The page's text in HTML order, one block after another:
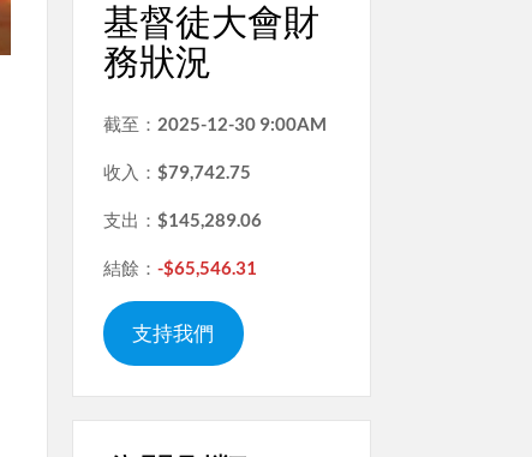
基督徒大會財
務狀況
截至： 2025-12-30 9:00AM
收入： $79,742.75
支出： $145,289.06
結餘： -$65,546.31
支持我們